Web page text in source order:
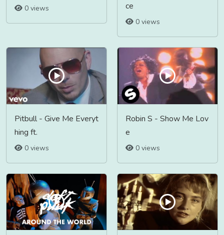
0 views
ce
0 views
Pitbull - Give Me Everyt
hing ft.
0 views
Robin S - Show Me Lov
e
0 views